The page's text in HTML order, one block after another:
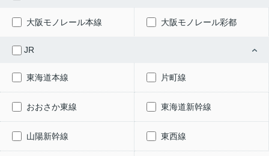
大阪モノレール本線 大阪モノレール彩都
JR
東海道本線 片町線
おおさか東線 東海道新幹線
山陽新幹線 東西線